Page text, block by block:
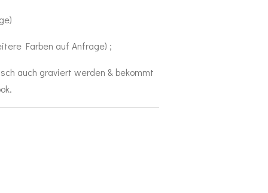
Farben auf Anfrage) ;
auch graviert werden & bekommt